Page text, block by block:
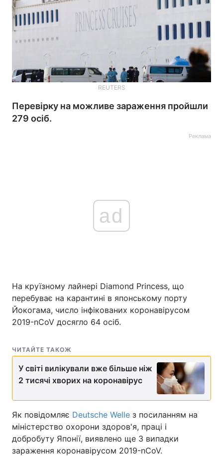
REUTERS
Перевірку на можливе зараження пройшли
279 осіб.
Реклама
ad
На круїзному лайнері Diamond Princess, що
перебуває на карантині в японському порту
Йокогама, число інфікованих коронавірусом
2019-nCoV досягло 64 осіб.
ЧИТАЙТЕ ТАКОЖ
У світі вилікували вже більше ніж
2 тисячі хворих на коронавірус
Як повідомляє Deutsche Welle з посиланням на
міністерство охорони здоров'я, праці і
добробуту Японії, виявлено ще 3 випадки
зараження коронавірусом 2019-nCoV.